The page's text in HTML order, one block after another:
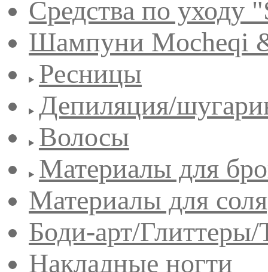
Средства по уходу
Шампуни Mocheqi
Ресницы
Депиляция/
Волосы
Материалы для
Материалы для
Боди-арт/
Накладные ногти